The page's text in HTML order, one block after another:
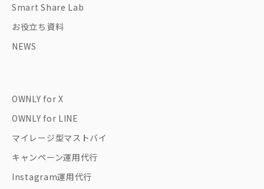
Smart Share Lab
お役立ち資料
NEWS
OWNLY for X
OWNLY for LINE
マイレージ型マストバイ
キャンペーン運用代行
Instagram運用代行